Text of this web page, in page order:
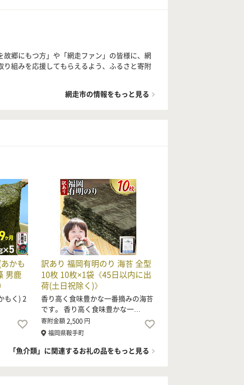
郷にもつ方」や「網走ファン」の皆様に、網
組みを応援してもらえるよう、ふるさと寄附
網走市の情報をもっと見る
かも
男鹿
もく) 2
訳あり 福岡有明のり 海苔 全型
10枚 10枚×1袋《45日以内に出
荷(土日祝除く)》
香り高く食味豊かな一番摘みの海苔
です。 香り高く食味豊かな一…
寄附金額2,500 円
福岡県鞍手町
「魚介類」に関連するお礼の品をもっと見る